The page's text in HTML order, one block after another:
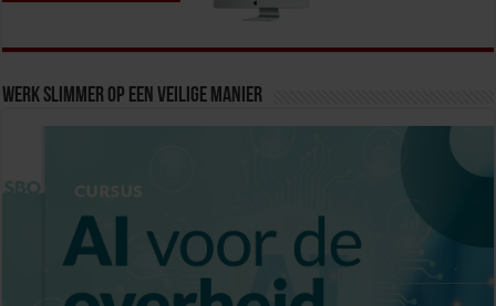
Werk slimmer op een veilige manier